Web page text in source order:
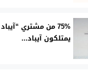
يمتلكون آيباد...